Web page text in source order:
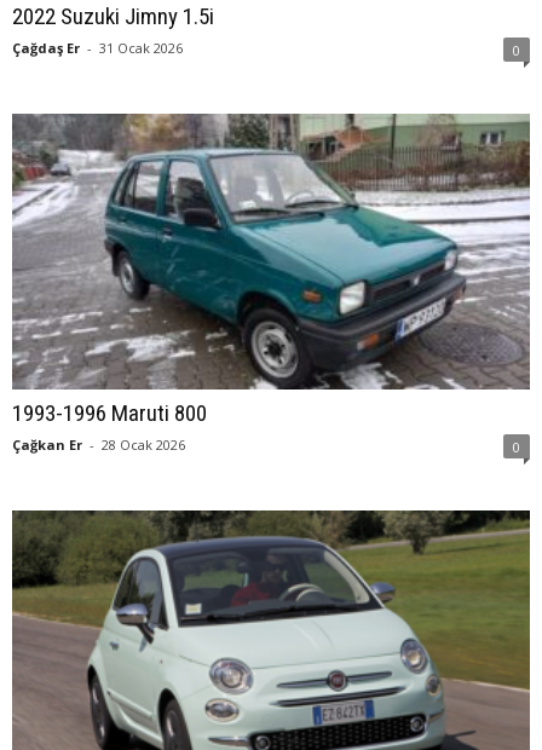
2022 Suzuki Jimny 1.5i
Çağdaş Er - 31 Ocak 2026 0
1993-1996 Maruti 800
Çağkan Er - 28 Ocak 2026 0